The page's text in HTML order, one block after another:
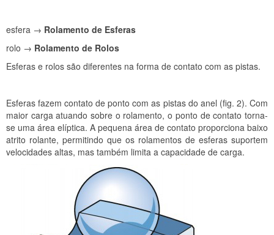
esfera → Rolamento de Esferas
rolo → Rolamento de Rolos
Esferas e rolos são diferentes na forma de contato com as pistas.
Esferas fazem contato de ponto com as pistas do anel (fig. 2). Com
maior carga atuando sobre o rolamento, o ponto de contato torna-
se uma área elíptica. A pequena área de contato proporciona baixo
atrito rolante, permitindo que os rolamentos de esferas suportem
velocidades altas, mas também limita a capacidade de carga.